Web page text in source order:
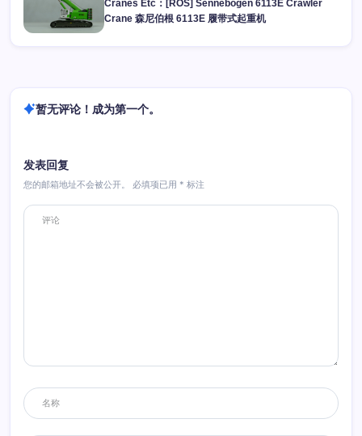
Cranes Etc：[ROS] Sennebogen 6113E Crawler
Crane 森尼伯根 6113E 履带式起重机
暂无评论！成为第一个。
发表回复
您的邮箱地址不会被公开。 必填项已用 * 标注